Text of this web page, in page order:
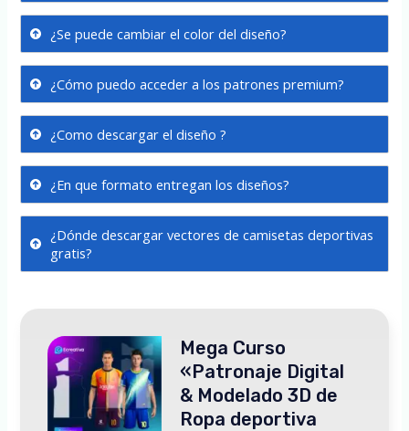
¿Se puede cambiar el color del diseño?
¿Cómo puedo acceder a los patrones premium?
¿Como descargar el diseño ?
¿En que formato entregan los diseños?
¿Dónde descargar vectores de camisetas deportivas
gratis?
Mega Curso
«Patronaje Digital
& Modelado 3D de
Ropa deportiva